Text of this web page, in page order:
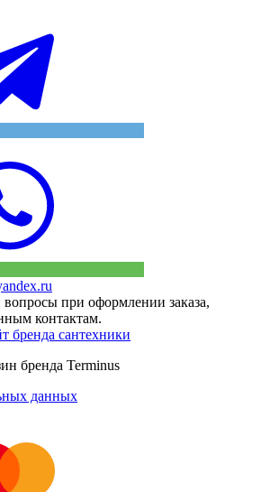
при оформлении заказа,
контактам.
бренда Terminus
данных